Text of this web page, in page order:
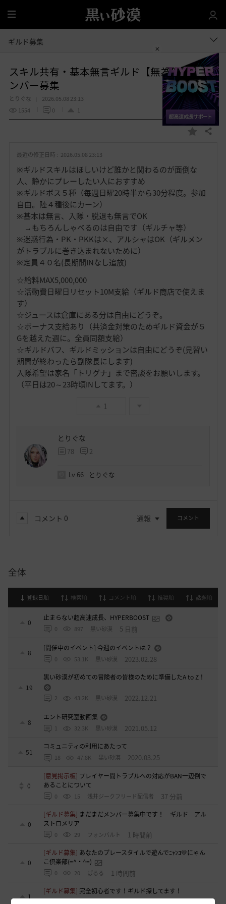
全
体
ギルド募集
スキル共有・基本無言ギルド【無為無想】メ
ンバー募集
とりぐな
2026.05.08 23:13
1554
0 1
お
入
共有する
最近の修正日時 : 2026.05.08 23:13
※ギルドスキルはほしいけど誰かと関わるのが面倒な
人、静かにプレーしたい人におすすめ
※ギルドボス５種（毎週日曜20時半から30分程度。参加
自由。陸４種後にカーン）
※基本は無言、入隊・脱退も無言でOK
→もちろんしゃべるのは自由です（ギルチャ等）
※迷惑行為・PK・PKKは×、アルシャはOK（ギルメン
がトラブルに巻き込まれないために）
※定員４０名(長期間INなし追放)
☆給料MAX5,000,000
☆活動費日曜日リセット10M支給（ギルド商店で使えま
す）
☆ジュースは倉庫にある分は自由にどうぞ。
☆ボーナス支給あり（共済金対策のためギルド資金が５
Gを越えた週に。全員同額支給）
☆ギルドバフ、ギルドミッションは自由にどうぞ(見習い
期間が終わったら副隊長にします)
入隊希望は家名「トリグナ」まで密談をお願いします。
（平日は20～23時頃INしてます。）
1
とりぐな
78 2
Lv 66 とりぐな
コメント 0 通報 コメント
全体
登録日順 検索順 コメント順 推奨順 話題順
0
止まらない超高速成長、HYPERBOOST
0 897 黒い砂漠 5 日前
8
[開催中のイベント] 今週のイベントは？
0 53.1K 黒い砂漠 2023.02.28
19
黒い砂漠が初めての冒険者の皆様のために準備したA to Z！
2 43.2K 黒い砂漠 2022.12.21
8
エント研究室動画集
1 32.3K 黒い砂漠 2021.05.12
51
コミュニティの利用にあたって
18 47.8K 黒い砂漠 2020.03.25
0
[意見掲示板] プレイヤー間トラブルへの対応がBAN一辺倒で
あることについて
0 15 浅井ジークフリード配信者 37 分前
0
[ギルド募集] まだまだメンバー募集中です！ ギルド アル
ストロメリア
0 29 フォンバルト 1 時間前
0
[ギルド募集] あなたのプレースタイルで遊んでﾆｬﾝｺ💛にゃん
こ倶楽部(=^・^=)
0 20 ぱるる 1 時間前
1
[ギルド募集] 完全初心者です！ギルド探してます！